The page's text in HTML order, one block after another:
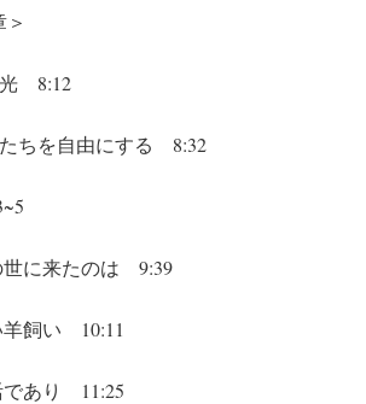
光 8:12
ちを自由にする 8:32
世に来たのは 9:39
羊飼い 10:11
であり 11:25